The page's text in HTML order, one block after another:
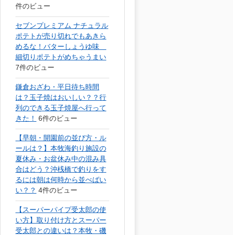
件のビュー
セブンプレミアム ナチュラル
ポテトが売り切れでもあきら
めるな！バターしょうゆ味
細切りポテトがめちゃうまい
7件のビュー
鎌倉おざわ・平日待ち時間
は？玉子焼はおいしい？？行
列のできる玉子焼屋へ行って
きた！
6件のビュー
【早朝・開園前の並び方・ル
ールは？】本牧海釣り施設の
夏休み・お盆休み中の混み具
合はどう？沖桟橋で釣りをす
るには朝は何時から並べばい
い？？ 4件のビュー
【スーパーパイプ受太郎の使
い方】取り付け方とスーパー
受太郎との違いは？本牧・磯